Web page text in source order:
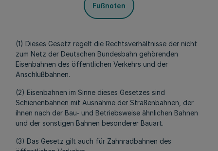
Fußnoten
(1) Dieses Gesetz regelt die Rechtsverhältnisse der nicht
zum Netz der Deutschen Bundesbahn gehörenden
Eisenbahnen des öffentlichen Verkehrs und der
Anschlußbahnen.
(2) Eisenbahnen im Sinne dieses Gesetzes sind
Schienenbahnen mit Ausnahme der Straßenbahnen, der
ihnen nach der Bau- und Betriebsweise ähnlichen Bahnen
und der sonstigen Bahnen besonderer Bauart.
(3) Das Gesetz gilt auch für Zahnradbahnen des